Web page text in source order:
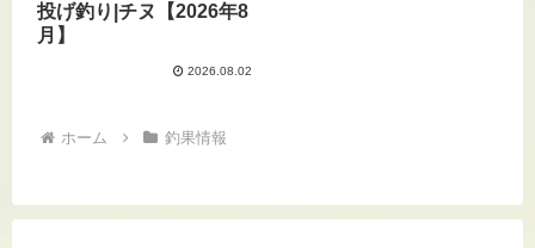
投げ釣り|チヌ【2026年8
月】
2026.08.02
ホーム 釣果情報